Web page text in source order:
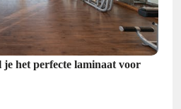
je het perfecte laminaat voor